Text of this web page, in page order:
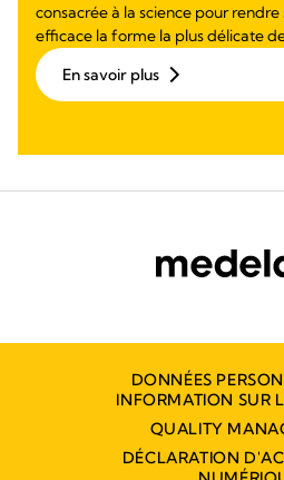
consacrée à la science pour
efficace la forme la plus délicate
En savoir plus
DONNÉES
INFORMATION SUR
QUALITY
DÉCLARATION